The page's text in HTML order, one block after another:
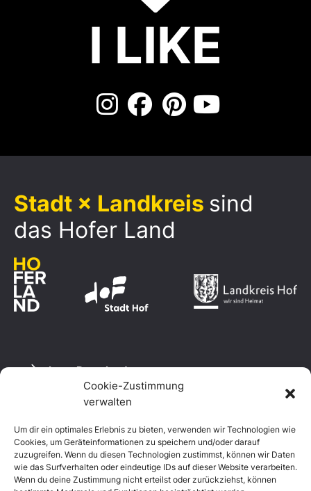
Cookie-Zustimmung
verwalten
Um dir ein optimales Erlebnis zu bieten, verwenden wir Technologien wie
Cookies, um Geräteinformationen zu speichern und/oder darauf
zuzugreifen. Wenn du diesen Technologien zustimmst, können wir Daten
wie das Surfverhalten oder eindeutige IDs auf dieser Website verarbeiten.
Wenn du deine Zustimmung nicht erteilst oder zurückziehst, können
I LIKE
Stadt × Landkreis sind
das Hofer Land
Logo Download
Datenschutzerklärung
Impressum
Cookie-Richtlinie (EU)